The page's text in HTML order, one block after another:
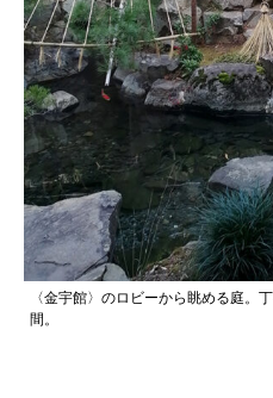
〈金宇館〉のロビーから眺める庭。
間。